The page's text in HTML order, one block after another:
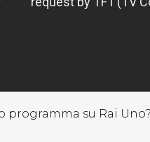
programma su Rai